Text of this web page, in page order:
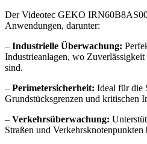
Der Videotec GEKO
Anwendungen, darunter:
– Industrielle Überwachung:
Industrieanlagen, wo
sind.
– Perimetersicherheit: Ideal für die
Grundstücksgrenzen und kritischen
– Verkehrsüberwachung:
Straßen und Verkehrsknotenpunkten